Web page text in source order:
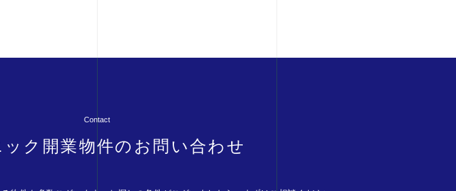
Contact
ック開業物件のお問い合わせ